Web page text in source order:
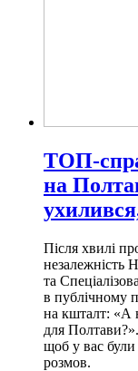
ТОП-
на
Після хвилі
незалежність
та
в публічному
на кшталт: «А
для
щоб у вас були
розмов.